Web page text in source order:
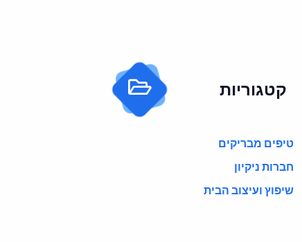
קטגוריות
טיפים מבריקים
חברות ניקיון
שיפוץ ועיצוב הבית